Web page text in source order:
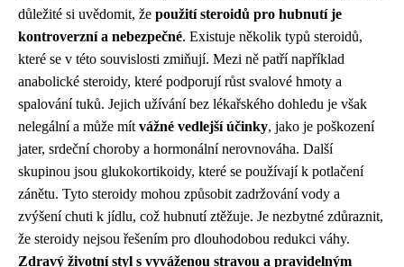
důležité si uvědomit, že použití steroidů pro hubnutí je
kontroverzní a nebezpečné. Existuje několik typů steroidů,
které se v této souvislosti zmiňují. Mezi ně patří například
anabolické steroidy, které podporují růst svalové hmoty a
spalování tuků. Jejich užívání bez lékařského dohledu je však
nelegální a může mít vážné vedlejší účinky, jako je poškození
jater, srdeční choroby a hormonální nerovnováha. Další
skupinou jsou glukokortikoidy, které se používají k potlačení
zánětu. Tyto steroidy mohou způsobit zadržování vody a
zvýšení chuti k jídlu, což hubnutí ztěžuje. Je nezbytné zdůraznit,
že steroidy nejsou řešením pro dlouhodobou redukci váhy.
Zdravý životní styl s vyváženou stravou a pravidelným